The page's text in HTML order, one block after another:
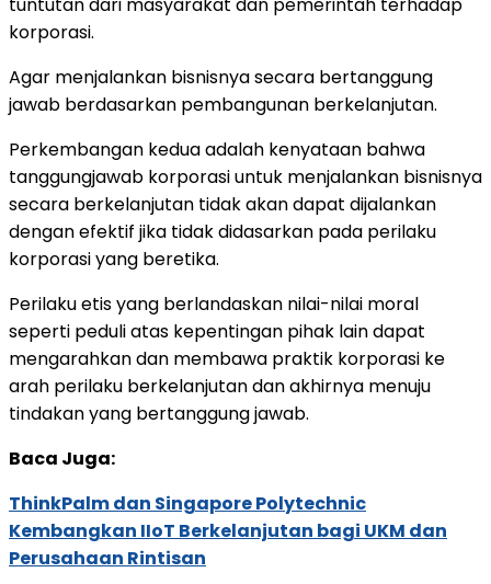
korporasi.
Agar menjalankan bisnisnya secara bertanggung
jawab berdasarkan pembangunan berkelanjutan.
Perkembangan kedua adalah kenyataan bahwa
tanggungjawab korporasi untuk menjalankan bisnisnya
secara berkelanjutan tidak akan dapat dijalankan
dengan efektif jika tidak didasarkan pada perilaku
korporasi yang beretika.
Perilaku etis yang berlandaskan nilai-nilai moral
seperti peduli atas kepentingan pihak lain dapat
mengarahkan dan membawa praktik korporasi ke
arah perilaku berkelanjutan dan akhirnya menuju
tindakan yang bertanggung jawab.
Baca Juga:
ThinkPalm dan Singapore Polytechnic
Kembangkan IIoT Berkelanjutan bagi UKM dan
Perusahaan Rintisan